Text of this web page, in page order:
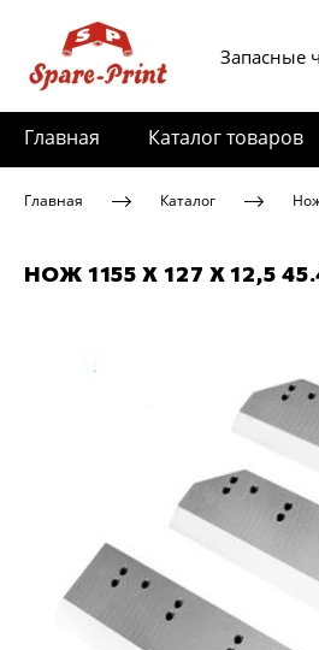
Запасные
Главная Каталог товаров
Главная Каталог
НОЖ 1155 X 127 X 12,5